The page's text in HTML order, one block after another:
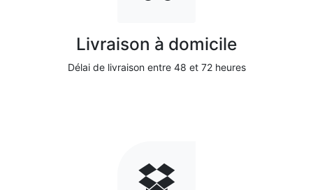
Livraison à domicile
Délai de livraison entre 48 et 72 heures